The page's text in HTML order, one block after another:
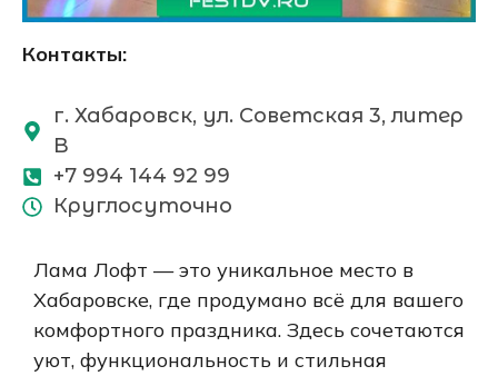
Контакты:
г. Хабаровск, ул. Советская 3, литер
В
+7 994 144 92 99
Круглосуточно
Лама Лофт — это уникальное место в
Хабаровске, где продумано всё для вашего
комфортного праздника. Здесь сочетаются
уют, функциональность и стильная